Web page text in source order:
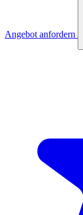
Angebot anfordern